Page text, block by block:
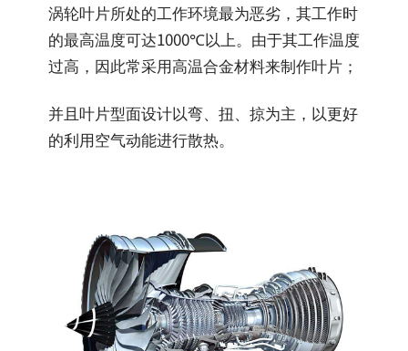
涡轮叶片所处的工作环境最为恶劣，其工作时
的最高温度可达1000℃以上。由于其工作温度
过高，因此常采用高温合金材料来制作叶片；
并且叶片型面设计以弯、扭、掠为主，以更好
的利用空气动能进行散热。